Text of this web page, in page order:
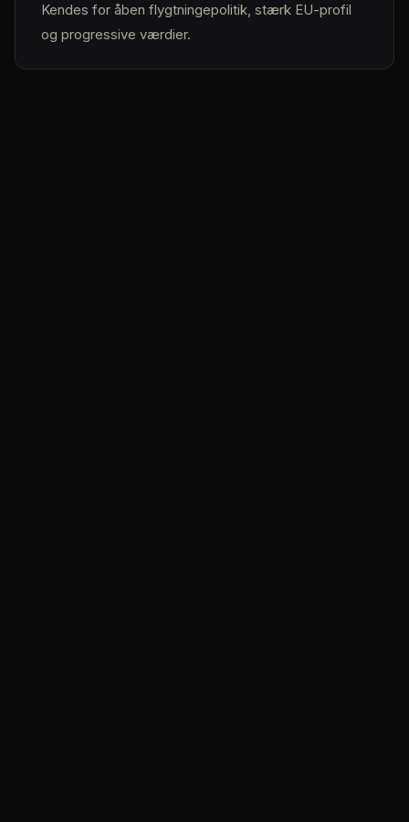
Kendes for åben flygtningepolitik, stærk EU-profil
og progressive værdier.